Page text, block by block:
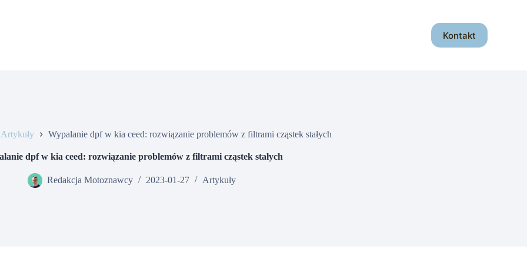
Kontakt
Artykuły Wypalanie dpf w kia ceed: rozwiązanie problemów z filtrami cząstek stałych
dpf w kia ceed: rozwiązanie problemów z filtrami cząstek stałych
Redakcja Motoznawcy 2023-01-27 Artykuły